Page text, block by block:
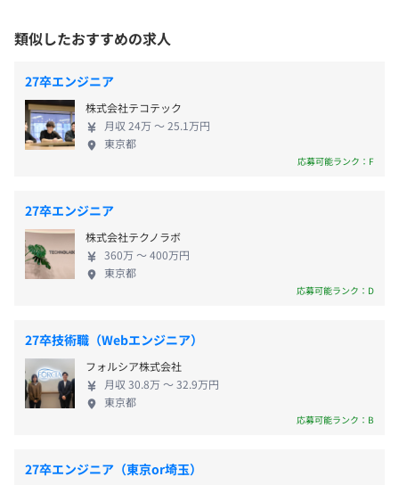
◆エンデベッド開発
モバイル端末、車載機器、情報家電等の組込ソフトウェア
開発や、検証、テストなどの業務をおこないます。
対応製品は、国内から海外向けまで幅広く対応しており、
メーカごとに異なる仕様や規格に準拠した開発に取り組ん
でいます。また、情報家電を外部機器と連携させる機能の
開発や、自動車の自動運転試験なども手がけています。
◆ソリューション&サービス
マンション管理業務ソリューションや、OCR ソリューシ
ョン、BI（ビジネス・インテリジェンス）ソリューション
の開発・販売・保守サービスなどを提供しています。
独自開発した『FMSシリーズ』は、マンション管理会社向
ン管理会社の業務運用をサポートしています。
またOCRソリューションでは、各種紙文書をスキャナなど
で読み取り、読み取った画像データや文字データを電子フ
ァイル化し、さまざまな業務システムで利用できるように
することで、手入力の省力化が実現できます。
《プロジェクト例》
・金融、ペイメントプロジェクト
受動喫煙防止措置に関する事項
屋内全面禁煙
※屋外喫煙可能場所あり
有楽町線「新富町」徒歩1分
日比谷線「築地」徒歩5分、「東銀座」徒歩8分
都営浅草線「宝町」徒歩5分、「東銀座」徒歩8分
JR京葉線「八丁堀」徒歩8分
・夏季休暇：3日間
・年末年始休暇：12月29日～1月3日
・慶弔休暇
・産前・産後休暇／出産休暇
・育児休暇／育児休業制度
・介護休暇／介護休業制度
・リフレッシュ休暇
・時間単位年休制度
・年次有給休暇積立制度 など
・住宅手当（勤務地により変動）
・通勤手当（当社規定により実費支給）
・扶養手当
・リモートワーク手当 など
５.アルゴリズム
■配属後研修
配属後は先輩社員がトレーナーとなり、実際に仕事をしな
がら技術・知識を身に着けていただきます。また、仕事を
進めるうえで必要な知識を習得するための研修を受講する
自己啓発支援の有無及びその内容
・資格試験受験料補助制度、資格取得一時金制度あり。
・技術追及型オープンコミュニティ 「プロコミ Tech」
社員同士が専門知識を共有し、技術力の向上を目指すオ
場です。
技術を楽しむ純粋な好奇心を軸に、様々なIT技術トレン
ドについて知の共有を図っています。書籍購入やセミナー
参加、設備の導入など、会社が全面的にバックアップする
ビジネススキルやITスキル、プログラミングスキル等、
この時代に、お客様へご提供する価値を最大化して
います。 ◆技術志向のエンジニア集団 独立系IT企業
として創業した当社は、社員ひとりひとりが自分た
ちで事業をつくり上げていく思いを強く持ち、その
礎となる「技術志向」のメンバーが多く集まってい
ます。 当社では「人が財産である」という思いのも
と、近年全社の研修制度を再構築し、スキル認定制
入れています。さらに、社員ひとりひとりが担当する
業務にとどまらず知識を共有し、学びたい意欲を満
たすことが持続的成長につながると考え、その環境
を整えています。 ◆当社の原動力は「人」 社員ひと
りひとりの資質を向上させ、お客様のよきパートナ
を引き出す重要なポイントです。また、技術力で伸び
てきた当社だからこそ、その技術の伝承が成長のカ
ギとなると考えています。そのため、みなさんがトッ
プレベルの技術者になるよう、わたしたちは時間や
労力を惜しまず、しっかりと育てます。
類似したおすすめの求人
27卒エンジニア
株式会社テコテック
月収 24万 〜 25.1万円
東京都
応募可能ランク：F
27卒エンジニア
株式会社テクノラボ
360万 〜 400万円
東京都
応募可能ランク：D
27卒技術職（Webエンジニア）
フォルシア株式会社
月収 30.8万 〜 32.9万円
東京都
応募可能ランク：B
27卒エンジニア（東京or埼玉）